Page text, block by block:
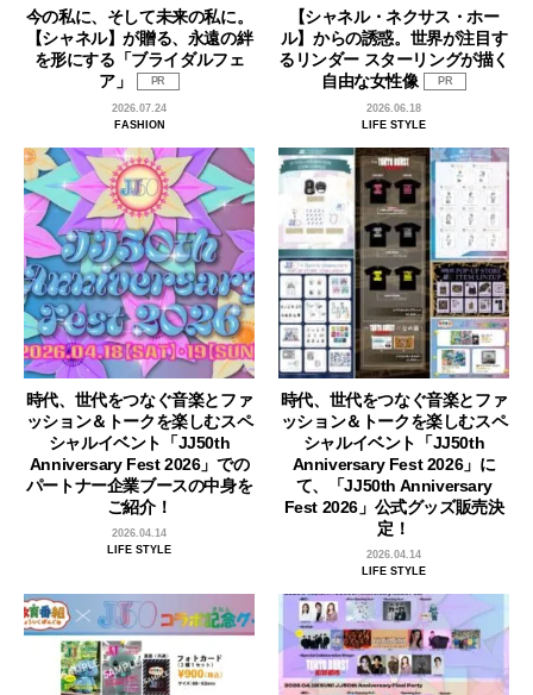
今の私に、そして未来の私に。
【シャネル】が贈る、永遠の絆
を形にする「ブライダルフェ
ア」
PR
2026.07.24
FASHION
【シャネル・ネクサス・ホー
ル】からの誘惑。世界が注目す
るリンダー スターリングが描く
自由な女性像
PR
2026.06.18
LIFE STYLE
時代、世代をつなぐ音楽とファ
ッション＆トークを楽しむスペ
シャルイベント「JJ50th
Anniversary Fest 2026」での
パートナー企業ブースの中身を
ご紹介！
2026.04.14
LIFE STYLE
時代、世代をつなぐ音楽とファ
ッション＆トークを楽しむスペ
シャルイベント「JJ50th
Anniversary Fest 2026」に
て、「JJ50th Anniversary
Fest 2026」公式グッズ販売決
定！
2026.04.14
LIFE STYLE